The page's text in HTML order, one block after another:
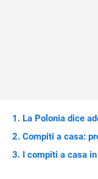
La Polonia dice
Compiti a casa:
I compiti a casa